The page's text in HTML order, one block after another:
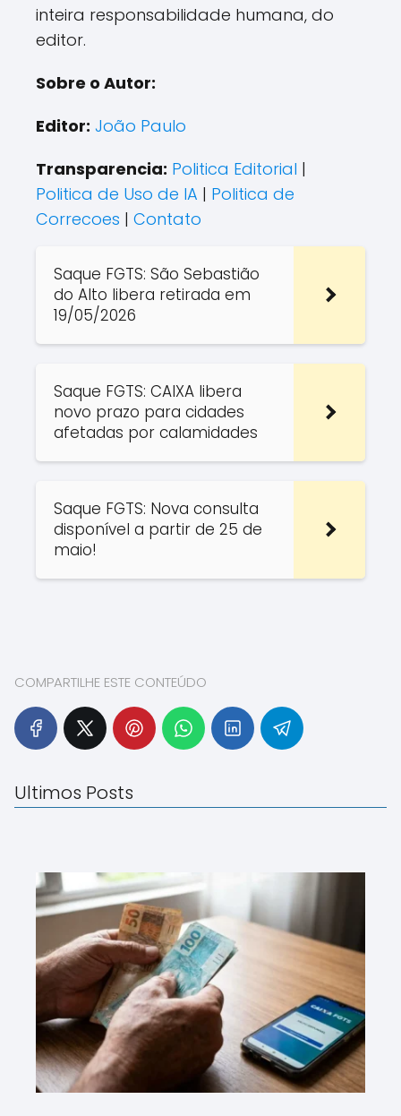
inteira responsabilidade humana, do
editor.
Sobre o Autor:
Editor: João Paulo
Transparencia: Politica Editorial |
Politica de Uso de IA | Politica de
Correcoes | Contato
Saque FGTS: São Sebastião
do Alto libera retirada em
19/05/2026
Saque FGTS: CAIXA libera
novo prazo para cidades
afetadas por calamidades
Saque FGTS: Nova consulta
disponível a partir de 25 de
maio!
COMPARTILHE ESTE CONTEÚDO
Ultimos Posts